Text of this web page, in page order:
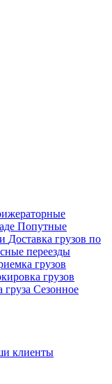
Попутные
Доставка грузов по
переезды
грузов
грузов
Сезонное
клиенты